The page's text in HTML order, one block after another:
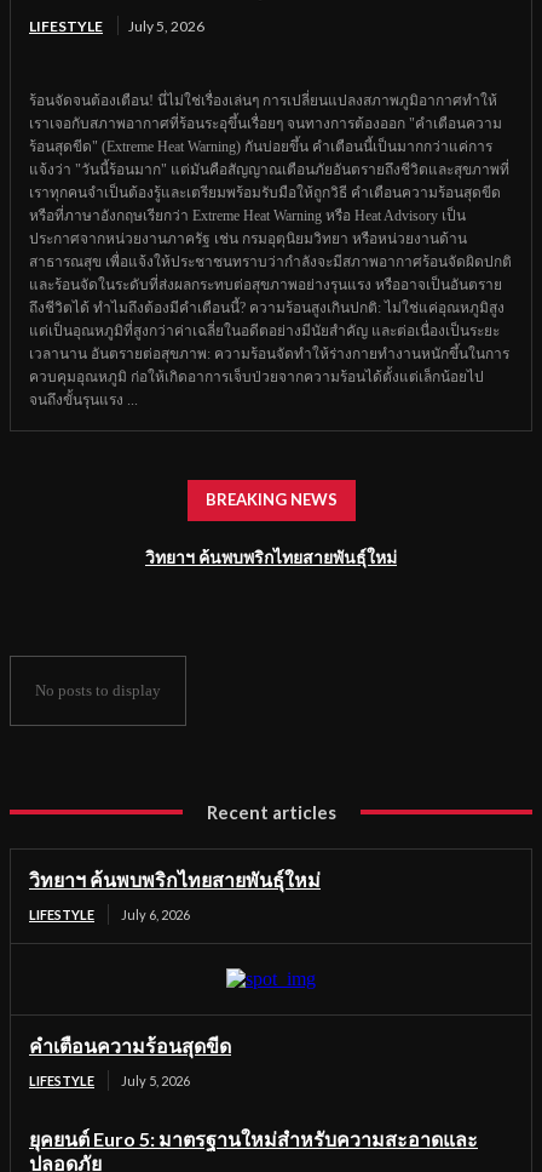
LIFESTYLE July 5, 2026
ร้อนจัดจนต้องเตือน! นี่ไม่ใช่เรื่องเล่นๆ การเปลี่ยนแปลงสภาพภูมิอากาศทำให้
เราเจอกับสภาพอากาศที่ร้อนระอุขึ้นเรื่อยๆ จนทางการต้องออก "คำเตือนความ
ร้อนสุดขีด" (Extreme Heat Warning) กันบ่อยขึ้น คำเตือนนี้เป็นมากกว่าแค่การ
แจ้งว่า "วันนี้ร้อนมาก" แต่มันคือสัญญาณเตือนภัยอันตรายถึงชีวิตและสุขภาพที่
เราทุกคนจำเป็นต้องรู้และเตรียมพร้อมรับมือให้ถูกวิธี คำเตือนความร้อนสุดขีด
หรือที่ภาษาอังกฤษเรียกว่า Extreme Heat Warning หรือ Heat Advisory เป็น
ประกาศจากหน่วยงานภาครัฐ เช่น กรมอุตุนิยมวิทยา หรือหน่วยงานด้าน
สาธารณสุข เพื่อแจ้งให้ประชาชนทราบว่ากำลังจะมีสภาพอากาศร้อนจัดผิดปกติ
และร้อนจัดในระดับที่ส่งผลกระทบต่อสุขภาพอย่างรุนแรง หรืออาจเป็นอันตราย
ถึงชีวิตได้ ทำไมถึงต้องมีคำเตือนนี้? ความร้อนสูงเกินปกติ: ไม่ใช่แค่อุณหภูมิสูง
แต่เป็นอุณหภูมิที่สูงกว่าค่าเฉลี่ยในอดีตอย่างมีนัยสำคัญ และต่อเนื่องเป็นระยะ
เวลานาน อันตรายต่อสุขภาพ: ความร้อนจัดทำให้ร่างกายทำงานหนักขึ้นในการ
ควบคุมอุณหภูมิ ก่อให้เกิดอาการเจ็บป่วยจากความร้อนได้ตั้งแต่เล็กน้อยไป
จนถึงขั้นรุนแรง ...
BREAKING NEWS
วิทยาฯ ค้นพบพริกไทยสายพันธุ์ใหม่
No posts to display
Recent articles
วิทยาฯ ค้นพบพริกไทยสายพันธุ์ใหม่
LIFESTYLE July 6, 2026
คำเตือนความร้อนสุดขีด
LIFESTYLE July 5, 2026
ยุคยนต์ Euro 5: มาตรฐานใหม่สำหรับความสะอาดและ
ปลอดภัย